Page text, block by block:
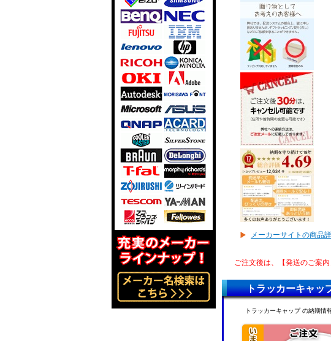
メーカーサイトの商品
ご注文後は、【発送のご案
トラッカーキャ
トラッカーキャップ の納期情